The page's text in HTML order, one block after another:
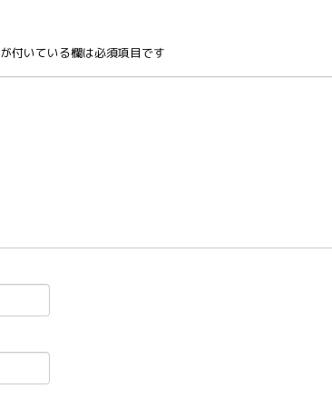
が付いている欄は必須項目です